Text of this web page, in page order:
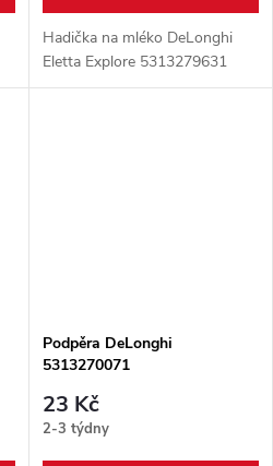
Hadička na mléko DeLonghi
Eletta Explore 5313279631
Podpěra DeLonghi
5313270071
23 Kč
2-3 týdny